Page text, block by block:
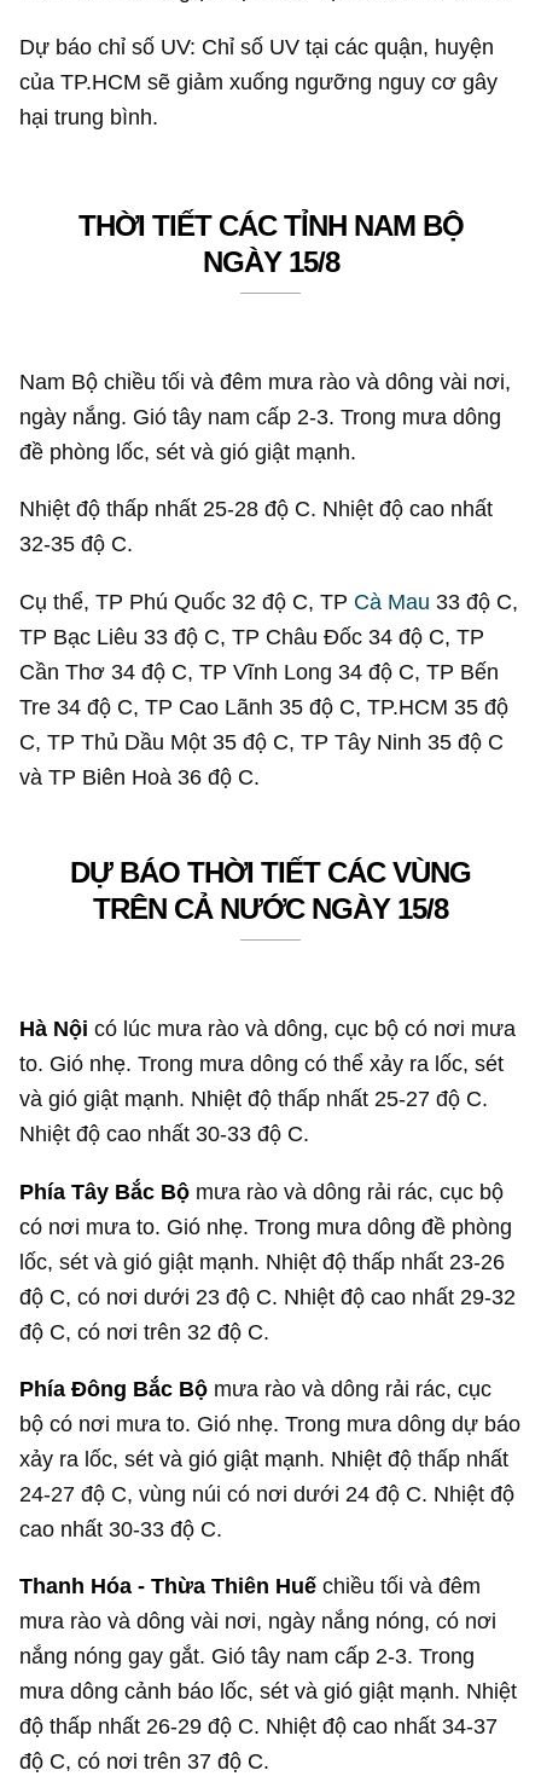
Dự báo chỉ số UV: Chỉ số UV tại các quận, huyện
của TP.HCM sẽ giảm xuống ngưỡng nguy cơ gây
hại trung bình.
THỜI TIẾT CÁC TỈNH NAM BỘ
NGÀY 15/8
Nam Bộ chiều tối và đêm mưa rào và dông vài nơi,
ngày nắng. Gió tây nam cấp 2-3. Trong mưa dông
đề phòng lốc, sét và gió giật mạnh.
Nhiệt độ thấp nhất 25-28 độ C. Nhiệt độ cao nhất
32-35 độ C.
Cụ thể, TP Phú Quốc 32 độ C, TP Cà Mau 33 độ C,
TP Bạc Liêu 33 độ C, TP Châu Đốc 34 độ C, TP
Cần Thơ 34 độ C, TP Vĩnh Long 34 độ C, TP Bến
Tre 34 độ C, TP Cao Lãnh 35 độ C, TP.HCM 35 độ
C, TP Thủ Dầu Một 35 độ C, TP Tây Ninh 35 độ C
và TP Biên Hoà 36 độ C.
DỰ BÁO THỜI TIẾT CÁC VÙNG
TRÊN CẢ NƯỚC NGÀY 15/8
Hà Nội có lúc mưa rào và dông, cục bộ có nơi mưa
to. Gió nhẹ. Trong mưa dông có thể xảy ra lốc, sét
và gió giật mạnh. Nhiệt độ thấp nhất 25-27 độ C.
Nhiệt độ cao nhất 30-33 độ C.
Phía Tây Bắc Bộ mưa rào và dông rải rác, cục bộ
có nơi mưa to. Gió nhẹ. Trong mưa dông đề phòng
lốc, sét và gió giật mạnh. Nhiệt độ thấp nhất 23-26
độ C, có nơi dưới 23 độ C. Nhiệt độ cao nhất 29-32
độ C, có nơi trên 32 độ C.
Phía Đông Bắc Bộ mưa rào và dông rải rác, cục
bộ có nơi mưa to. Gió nhẹ. Trong mưa dông dự báo
xảy ra lốc, sét và gió giật mạnh. Nhiệt độ thấp nhất
24-27 độ C, vùng núi có nơi dưới 24 độ C. Nhiệt độ
cao nhất 30-33 độ C.
Thanh Hóa - Thừa Thiên Huếchiều tối và đêm
mưa rào và dông vài nơi, ngày nắng nóng, có nơi
nắng nóng gay gắt. Gió tây nam cấp 2-3. Trong
mưa dông cảnh báo lốc, sét và gió giật mạnh. Nhiệt
độ thấp nhất 26-29 độ C. Nhiệt độ cao nhất 34-37
độ C, có nơi trên 37 độ C.